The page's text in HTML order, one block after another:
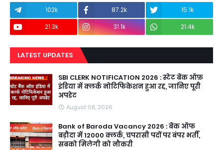
102k 87.2k
15.1k
21.3k
31.1k 21.4k
LATEST UPDATES
SBI CLERK NOTIFICATION 2026 : स्टेट बैंक ऑफ़
इंडिया में क्लर्क नोटिफिकेशन हुआ रद्द, जानिए पूरी
अपडेट
August 08, 2026
Bank of Baroda Vacancy 2026 : बैंक ऑफ
बड़ौदा में 12000 क्लर्क, चपरासी पदों पर बंपर भर्ती,
सबको मिलेगी को नौकरी